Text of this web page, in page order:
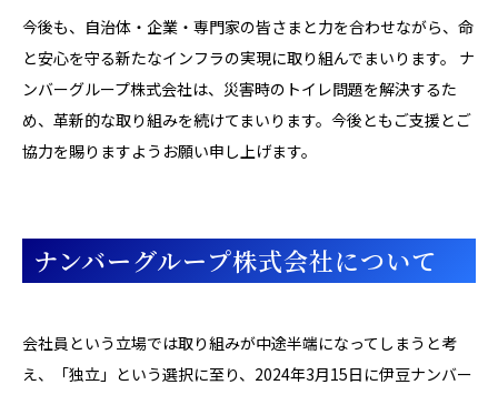
今後も、自治体・企業・専門家の皆さまと力を合わせながら、命
と安心を守る新たなインフラの実現に取り組んでまいります。 ナ
ンバーグループ株式会社は、災害時のトイレ問題を解決するた
め、革新的な取り組みを続けてまいります。今後ともご支援とご
協力を賜りますようお願い申し上げます。
ナンバーグループ株式会社について
会社員という立場では取り組みが中途半端になってしまうと考
え、「独立」という選択に至り、2024年3月15日に伊豆ナンバー